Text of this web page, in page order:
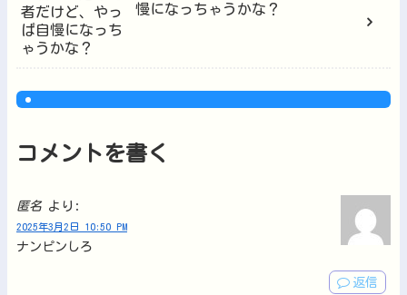
慢になっちゃうかな？
コメントを書く
匿名 より:
2025年3月2日 10:50 PM
ナンピンしろ
返信